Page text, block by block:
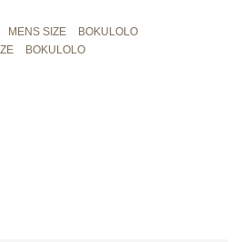
MENS SIZE
BOKULOLO
BOKULOLO